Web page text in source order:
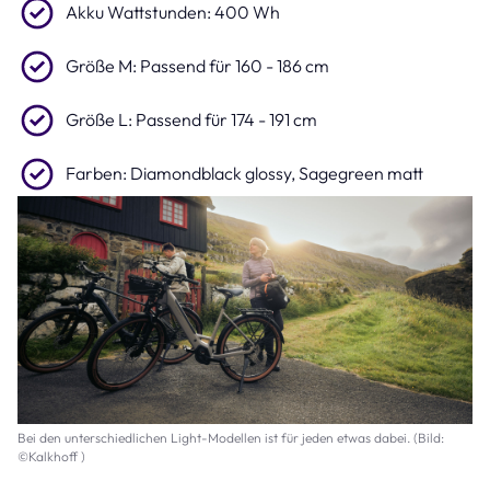
Akku Wattstunden: 400 Wh
Größe M: Passend für 160 - 186 cm
Größe L: Passend für 174 - 191 cm
Farben: Diamondblack glossy, Sagegreen matt
Bei den unterschiedlichen Light-Modellen ist für jeden etwas dabei. (Bild:
©Kalkhoff )